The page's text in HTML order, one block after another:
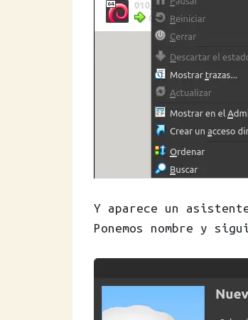
Y aparece un
Ponemos nombre y